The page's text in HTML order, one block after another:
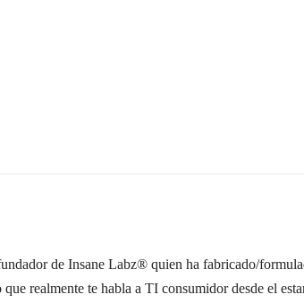
de Insane Labz® quien ha fabricado/
realmente te habla a TI consumidor desde el